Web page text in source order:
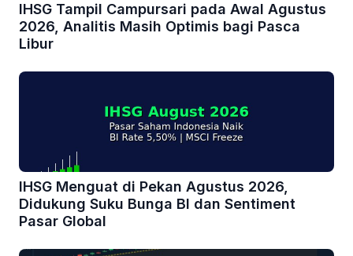
IHSG Tampil Campursari pada Awal Agustus
2026, Analitis Masih Optimis bagi Pasca
Libur
IHSG Menguat di Pekan Agustus 2026,
Didukung Suku Bunga BI dan Sentiment
Pasar Global